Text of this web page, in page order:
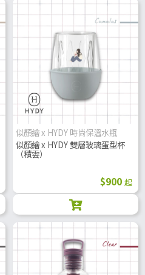
似顏繪 x HYDY 時尚保溫水瓶
似顏繪 x HYDY 雙層玻璃蛋型杯
（積雲）
$900 起